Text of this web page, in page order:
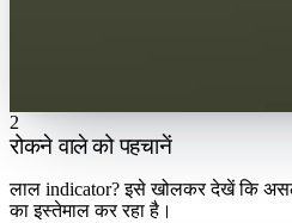
2
रोकने वाले को पहचानें
लाल indicator? इसे खोलकर देखें कि
का इस्तेमाल कर रहा है।